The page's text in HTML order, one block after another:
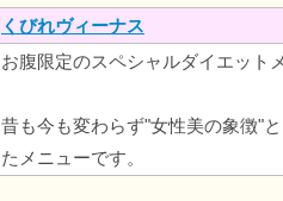
くびれヴィーナス
お腹限定のスペシャルダイエット
昔も今も変わらず"女性美の象徴"
たメニューです。